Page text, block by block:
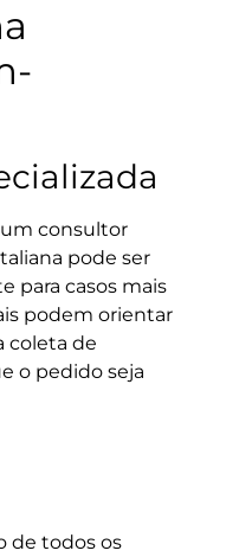
consultor
pode ser
para casos mais
podem orientar
coleta de
o pedido seja
de todos os